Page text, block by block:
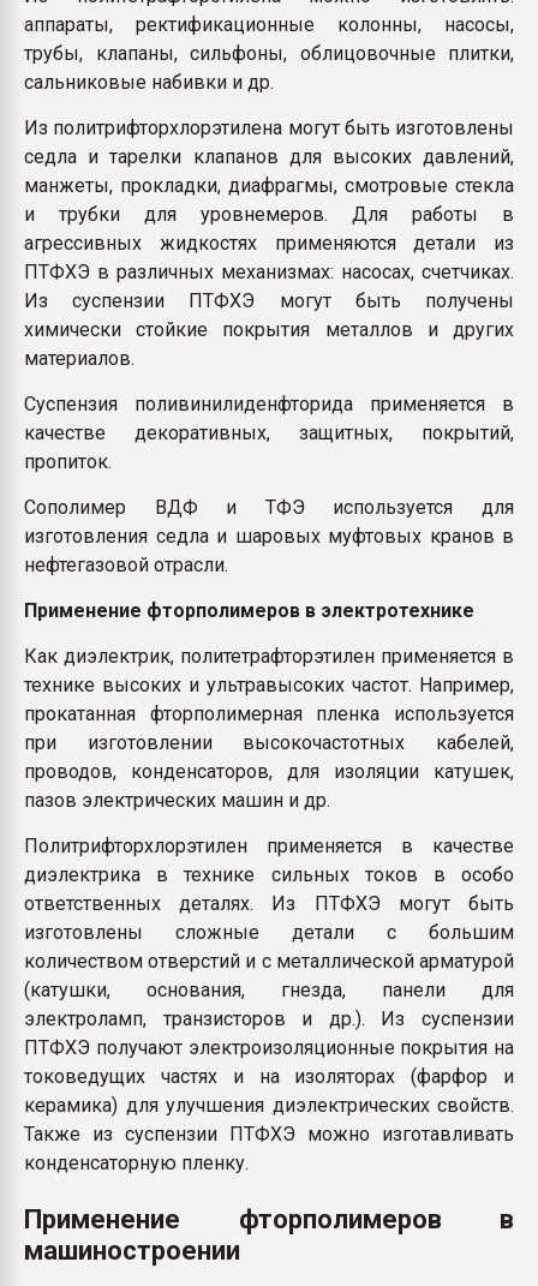
аппараты, ректификационные колонны, насосы,
трубы, клапаны, сильфоны, облицовочные плитки,
сальниковые набивки и др.
Из политрифторхлорэтилена могут быть изготовлены
седла и тарелки клапанов для высоких давлений,
манжеты, прокладки, диафрагмы, смотровые стекла
и трубки для уровнемеров. Для работы в
агрессивных жидкостях применяются детали из
ПТФХЭ в различных механизмах: насосах, счетчиках.
Из суспензии ПТФХЭ могут быть получены
химически стойкие покрытия металлов и других
материалов.
Суспензия поливинилиденфторида применяется в
качестве декоративных, защитных, покрытий,
пропиток.
Сополимер ВДФ и ТФЭ используется для
изготовления седла и шаровых муфтовых кранов в
нефтегазовой отрасли.
Применение фторполимеров в электротехнике
Как диэлектрик, политетрафторэтилен применяется в
технике высоких и ультравысоких частот. Например,
прокатанная фторполимерная пленка используется
при изготовлении высокочастотных кабелей,
проводов, конденсаторов, для изоляции катушек,
пазов электрических машин и др.
Политрифторхлорэтилен применяется в качестве
диэлектрика в технике сильных токов в особо
ответственных деталях. Из ПТФХЭ могут быть
изготовлены сложные детали с большим
количеством отверстий и с металлической арматурой
(катушки, основания, гнезда, панели для
электроламп, транзисторов и др.). Из суспензии
ПТФХЭ получают электроизоляционные покрытия на
токоведущих частях и на изоляторах (фарфор и
керамика) для улучшения диэлектрических свойств.
Также из суспензии ПТФХЭ можно изготавливать
конденсаторную пленку.
Применение фторполимеров в
машиностроении